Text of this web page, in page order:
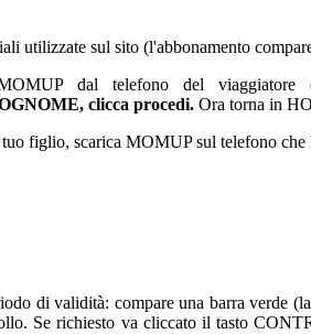
utilizzate sul sito (l'abbonamento
dal telefono del viaggiatore
clicca procedi. Ora torna in
tuo figlio, scarica MOMUP sul telefono
di validità: compare una barra verde
Se richiesto va cliccato il tasto